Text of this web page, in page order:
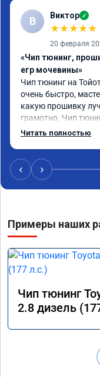
В Виктор ✓
★★★★★
20 февраля
«Чип тюнинг,
егр мочевины»
Чип тюнинг на
очень быстро,
какую прошивку
грамотно. Чип
машина ожила
провалы. Расход
динамика
всем. Спасибо!!!
Читать полностью
‹ ›
Примеры наших
Чип тюнинг
2.8 дизель